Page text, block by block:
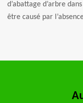
d’abattage d’arbre
être causé par